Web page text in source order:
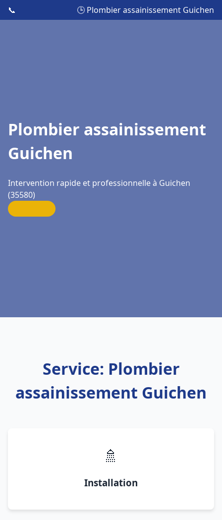
📞 🕒 Plombier assainissement Guichen
Plombier assainissement
Guichen
Intervention rapide et professionnelle à Guichen
(35580)
Service: Plombier
assainissement Guichen
🚿
Installation